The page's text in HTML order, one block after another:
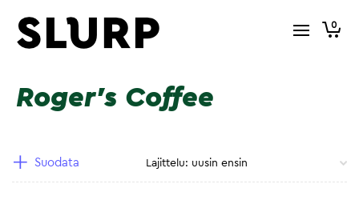
0
Roger's Coffee
Suodata